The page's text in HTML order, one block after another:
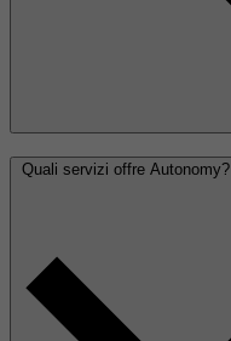
Quali servizi offre Autonomy?